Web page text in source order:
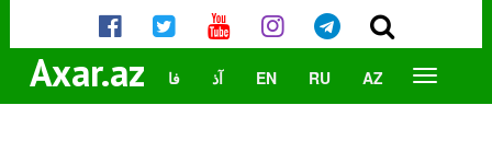
Axar.az AZ
RU
EN آذ فا